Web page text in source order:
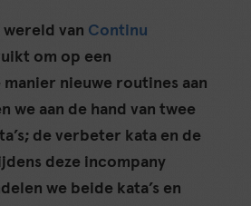
van Continu
om op een
nieuwe routines aan
we aan de hand van twee
de verbeter kata en de
deze incompany
we beide kata’s en